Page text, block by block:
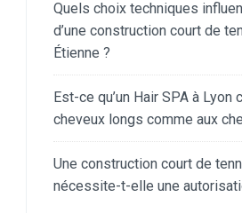
Quels choix techniques
d’une construction court de
Étienne ?
Est-ce qu’un Hair SPA à Lyon
cheveux longs comme aux
Une construction court de
nécessite-t-elle une